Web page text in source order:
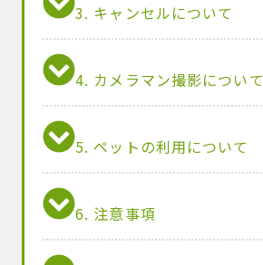
3. キャンセルについて
4. カメラマン撮影について
5. ペットの利用について
6. 注意事項